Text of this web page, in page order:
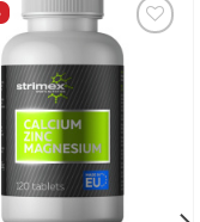
Добавить
Вишлист